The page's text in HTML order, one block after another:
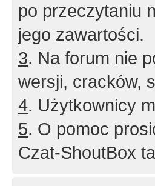
po przeczytaniu
jego zawartości.
3. Na forum nie
wersji, cracków,
4. Użytkownicy
5. O pomoc
Czat-ShoutBox